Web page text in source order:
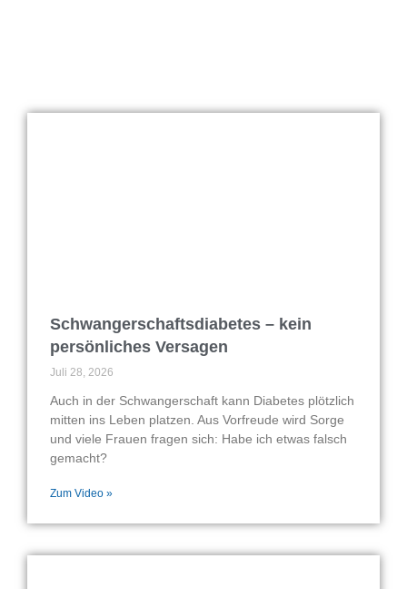
Schwangerschaftsdiabetes – kein
persönliches Versagen
Juli 28, 2026
Auch in der Schwangerschaft kann Diabetes plötzlich
mitten ins Leben platzen. Aus Vorfreude wird Sorge
und viele Frauen fragen sich: Habe ich etwas falsch
gemacht?
Zum Video »